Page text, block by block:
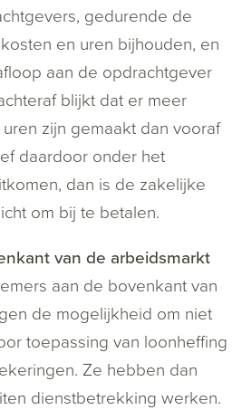
gedurende de
en uren bijhouden, en
aan de opdrachtgever
blijkt dat er meer
zijn gemaakt dan vooraf
daardoor onder het
dan is de zakelijke
om bij te betalen.
van de arbeidsmarkt
aan de bovenkant van
de mogelijkheid om niet
toepassing van loonheffing
Ze hebben dan
dienstbetrekking werken.